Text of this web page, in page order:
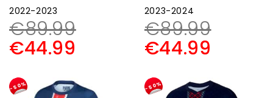
2022-2023
€89.99
€44.99
2023-2024
€89.99
€44.99
-50% -50%